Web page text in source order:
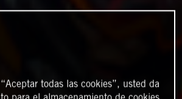
todas las cookies”, usted da